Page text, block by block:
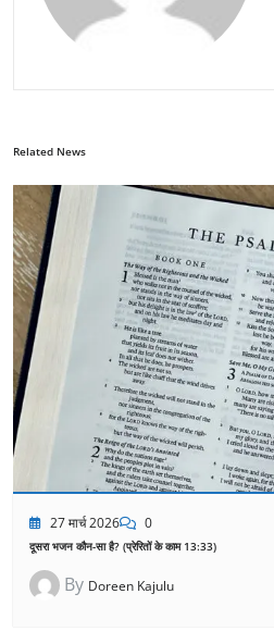
Related News
27 मार्च 2026 0
दूसरा भजन कौन-सा है? (प्रेरितों के काम 13:33)
By Doreen Kajulu